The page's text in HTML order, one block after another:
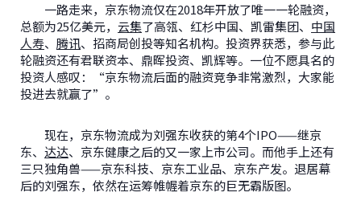
一路走来，京东物流仅在2018年开放了唯一一轮融资，
总额为25亿美元， 云集了高瓴、红杉中国、凯雷集团、 中国
人寿、 腾讯、招商局创投等知名机构。投资界获悉，参与此
轮融资还有君联资本、鼎晖投资、凯辉等。一位不愿具名的
投资人感叹：“京东物流后面的融资竞争非常激烈，大家能
投进去就赢了”。
现在，京东物流成为刘强东收获的第4个IPO——继京
东、 达达、京东健康之后的又一家上市公司。而他手上还有
三只独角兽——京东科技、京东工业品、京东产发。退居幕
后的刘强东，依然在运筹帷幄着京东的巨无霸版图。